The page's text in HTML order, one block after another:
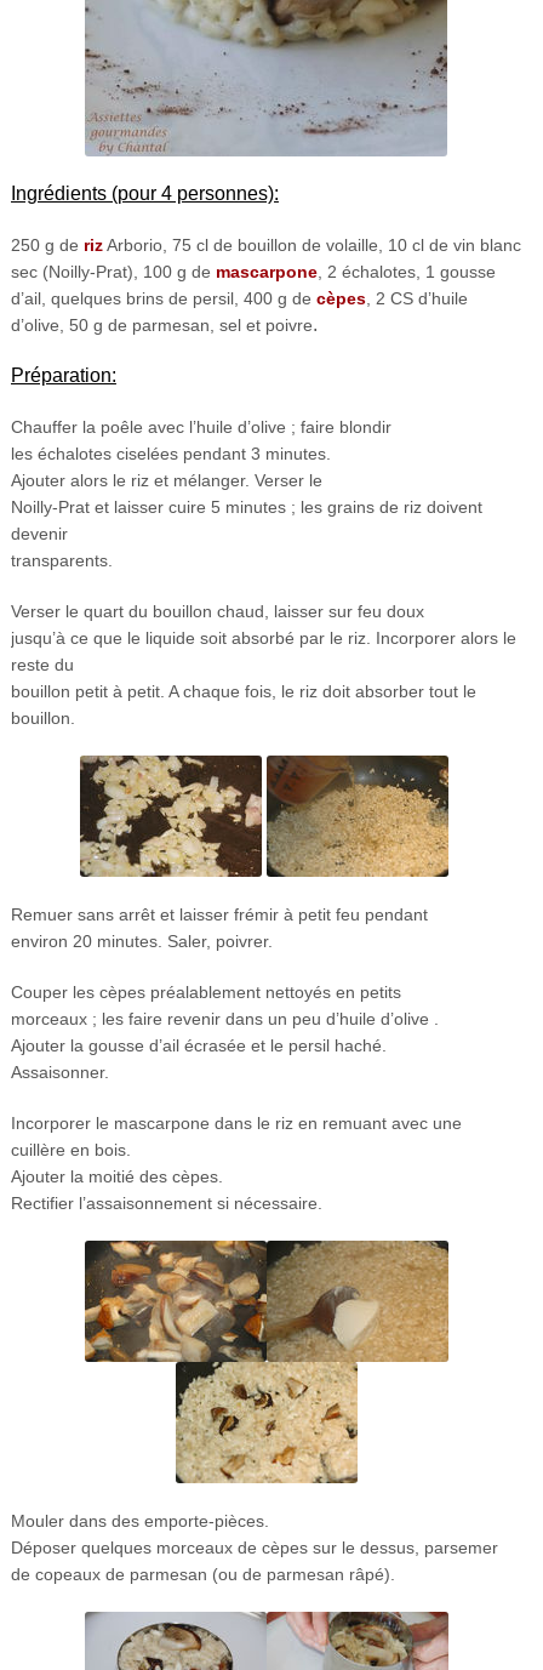
Ingrédients (pour 4 personnes):
250 g de rizArborio, 75 cl de bouillon de volaille, 10 cl de vin blanc
sec (Noilly-Prat), 100 g de mascarpone, 2 échalotes, 1 gousse
d’ail, quelques brins de persil, 400 g de cèpes, 2 CS d’huile
d’olive, 50 g de parmesan, sel et poivre.
Préparation:
Chauffer la poêle avec l’huile d’olive ; faire blondir
les échalotes ciselées pendant 3 minutes.
Ajouter alors le riz et mélanger. Verser le
Noilly-Prat et laisser cuire 5 minutes ; les grains de riz doivent
devenir
transparents.
Verser le quart du bouillon chaud, laisser sur feu doux
jusqu’à ce que le liquide soit absorbé par le riz. Incorporer alors le
reste du
bouillon petit à petit. A chaque fois, le riz doit absorber tout le
bouillon.
Remuer sans arrêt et laisser frémir à petit feu pendant
environ 20 minutes. Saler, poivrer.
Couper les cèpes préalablement nettoyés en petits
morceaux ; les faire revenir dans un peu d’huile d’olive .
Ajouter la gousse d’ail écrasée et le persil haché.
Assaisonner.
Incorporer le mascarpone dans le riz en remuant avec une
cuillère en bois.
Ajouter la moitié des cèpes.
Rectifier l’assaisonnement si nécessaire.
Mouler dans des emporte-pièces.
Déposer quelques morceaux de cèpes sur le dessus, parsemer
de copeaux de parmesan (ou de parmesan râpé).